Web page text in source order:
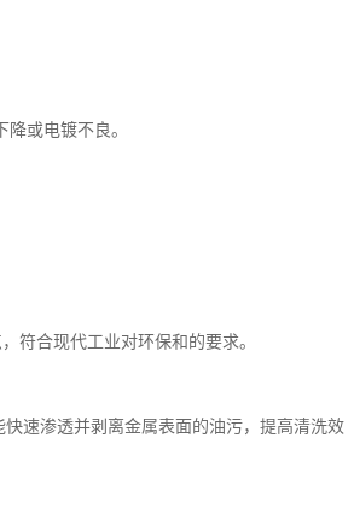
或电镀不良。
符合现代工业对环保和的要求。
速渗透并剥离金属表面的油污，提高清洗效